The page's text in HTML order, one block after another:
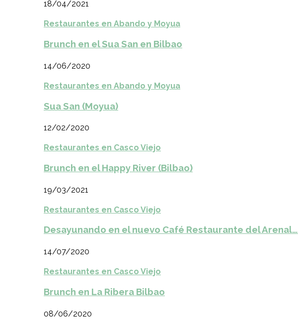
18/04/2021
Restaurantes en Abando y Moyua
Brunch en el Sua San en Bilbao
14/06/2020
Restaurantes en Abando y Moyua
Sua San (Moyua)
12/02/2020
Restaurantes en Casco Viejo
Brunch en el Happy River (Bilbao)
19/03/2021
Restaurantes en Casco Viejo
Desayunando en el nuevo Café Restaurante del Arenal…
14/07/2020
Restaurantes en Casco Viejo
Brunch en La Ribera Bilbao
08/06/2020